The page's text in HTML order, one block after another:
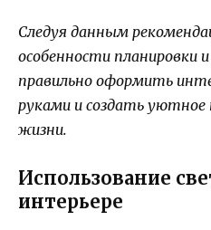
Следуя данным
особенности планировки
правильно оформить
руками и создать уютное
жизни.
Использование
интерьере